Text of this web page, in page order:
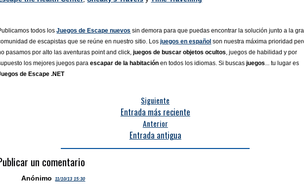
todos losJuegos de Escape nuevos sin demora para que puedas encontrar la solución junto a la
de escapistas que se reúne en nuestro sitio. Losjuegos en español son nuestra máxima prioridad
pasamos por alto las aventuras point and click,juegos de buscar objetos ocultos, juegos de habilidad y por
los mejores juegos paraescapar de la habitación en todos los idiomas. Si buscasjuegos... tu lugar es
de Escape .NET
Siguiente
Entrada más reciente
Anterior
Entrada antigua
un comentario
Anónimo 11/10/13 15:30